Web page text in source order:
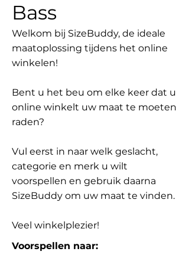
Bass
Welkom bij SizeBuddy, de ideale
maatoplossing tijdens het online
winkelen!
Bent u het beu om elke keer dat u
online winkelt uw maat te moeten
raden?
Vul eerst in naar welk geslacht,
categorie en merk u wilt
voorspellen en gebruik daarna
SizeBuddy om uw maat te vinden.
Veel winkelplezier!
Voorspellen naar: